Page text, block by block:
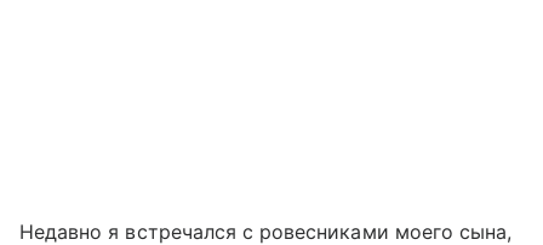
Недавно я встречался с ровесниками моего сына,